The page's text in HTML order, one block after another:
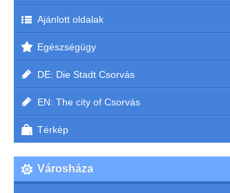
Ajánlott oldalak
Egészségügy
DE: Die Stadt Csorvás
EN: The city of Csorvás
Térkép
Városháza